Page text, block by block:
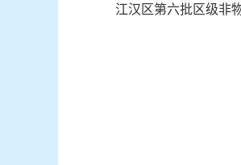
江汉区第六批区级非